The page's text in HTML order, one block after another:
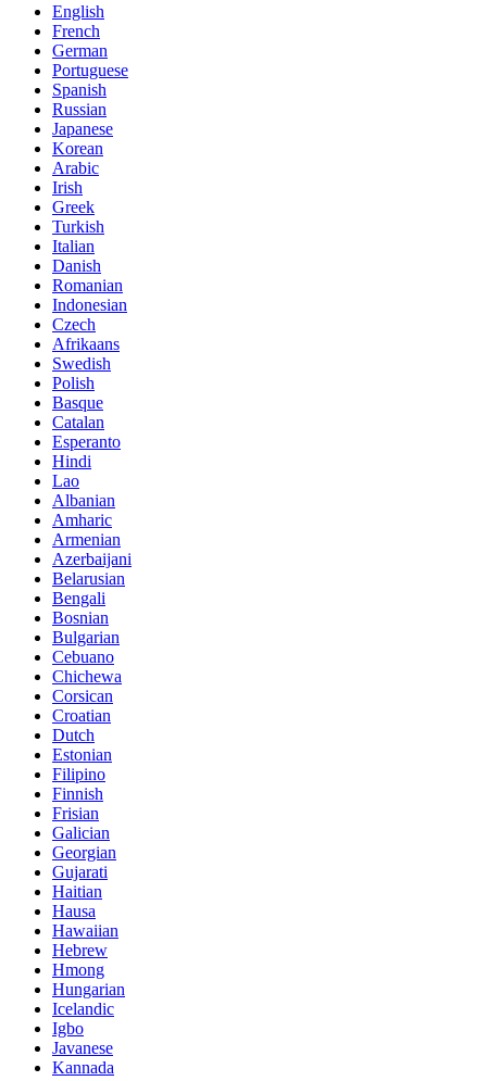
English
French
German
Portuguese
Spanish
Russian
Japanese
Korean
Arabic
Irish
Greek
Turkish
Italian
Danish
Romanian
Indonesian
Czech
Afrikaans
Swedish
Polish
Basque
Catalan
Esperanto
Hindi
Lao
Albanian
Amharic
Armenian
Azerbaijani
Belarusian
Bengali
Bosnian
Bulgarian
Cebuano
Chichewa
Corsican
Croatian
Dutch
Estonian
Filipino
Finnish
Frisian
Galician
Georgian
Gujarati
Haitian
Hausa
Hawaiian
Hebrew
Hmong
Hungarian
Icelandic
Igbo
Javanese
Kannada